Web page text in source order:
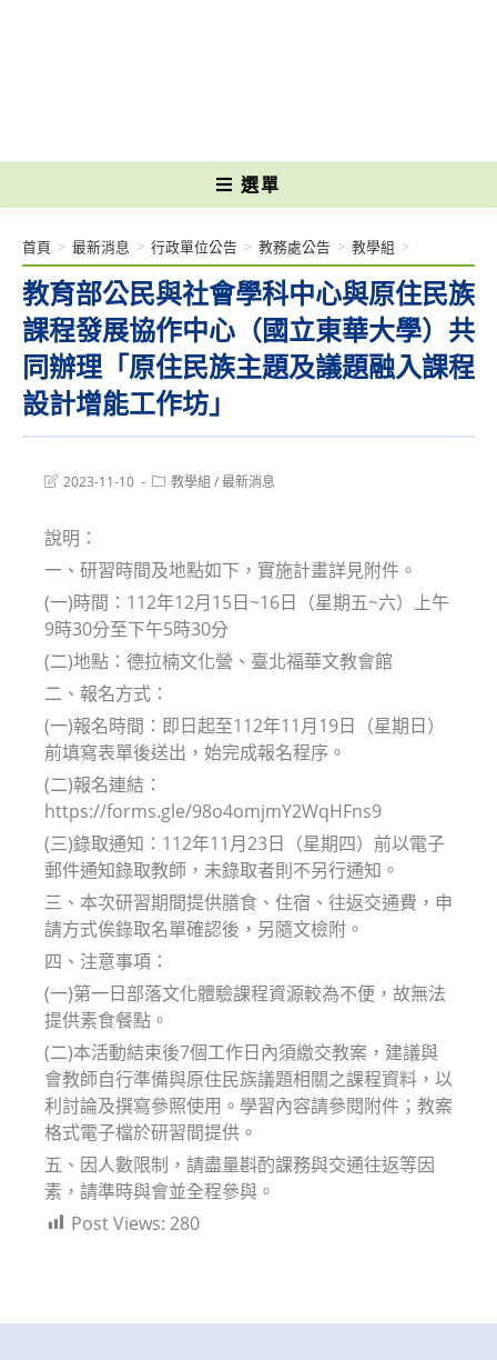
選單
教育部公民與社會學科中心與原住民族
課程發展協作中心（國立東華大學）共
同辦理「原住民族主題及議題融入課程
設計增能工作坊」
首頁 > 最新消息 > 行政單位公告 > 教務處公告 > 教學組 >
Post2023-11-10
Post教學組 /最新消息
說明：
一、研習時間及地點如下，實施計畫詳見附件。
(一)時間：112年12月15日~16日（星期五~六）上午
9時30分至下午5時30分
(二)地點：德拉楠文化營、臺北福華文教會館
二、報名方式：
(一)報名時間：即日起至112年11月19日（星期日）
前填寫表單後送出，始完成報名程序。
(二)報名連結：
https://forms.gle/98o4omjmY2WqHFns9
(三)錄取通知：112年11月23日（星期四）前以電子
郵件通知錄取教師，未錄取者則不另行通知。
三、本次研習期間提供膳食、住宿、往返交通費，申
請方式俟錄取名單確認後，另隨文檢附。
四、注意事項：
(一)第一日部落文化體驗課程資源較為不便，故無法
提供素食餐點。
(二)本活動結束後7個工作日內須繳交教案，建議與
會教師自行準備與原住民族議題相關之課程資料，以
利討論及撰寫參照使用。學習內容請參閱附件；教案
格式電子檔於研習間提供。
五、因人數限制，請盡量斟酌課務與交通往返等因
素，請準時與會並全程參與。
Post Views: 280